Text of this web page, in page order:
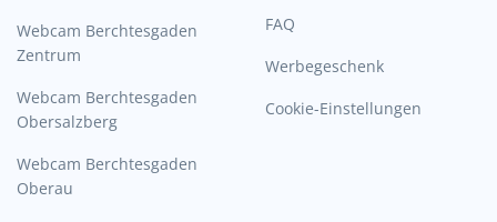
Webcam Berchtesgaden
Zentrum
Webcam Berchtesgaden
Obersalzberg
Webcam Berchtesgaden
Oberau
FAQ
Werbegeschenk
Cookie-Einstellungen